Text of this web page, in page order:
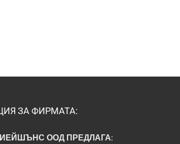
ЗА ФИРМАТА:
ООД ПРЕДЛАГА: